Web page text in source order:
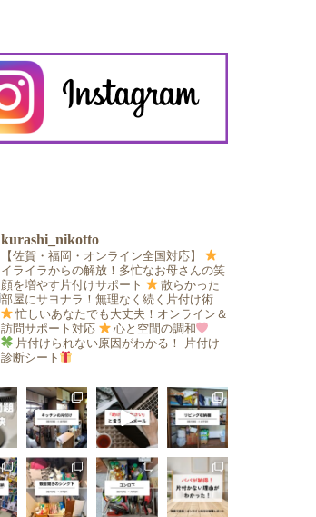
kurashi_nikotto
【佐賀・福岡・オンライン全国対応】
イライラからの解放！多忙なお母さんの笑
顔を増やす片付けサポート
散らかった
部屋にサヨナラ！無理なく続く片付け術
忙しいあなたでも大丈夫！オンライン＆
訪問サポート対応
心と空間の調和
片付けられない原因がわかる！
片付け
診断シート